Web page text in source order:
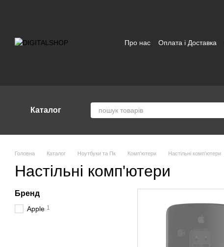
Про нас Оплата і Доставка
Каталог
Головна Каталог Ноутбуки та Пк Комп'ютери Настільні комп'ютери
Настільні комп'ютери
Бренд
Apple 1